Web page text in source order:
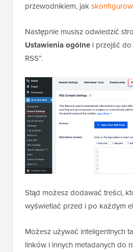
przewodnikiem, jak
Następnie musisz odwiedzić
Ustawienia ogólne i przejść do
RSS”.
Stąd możesz dodawać treści,
wyświetlać przed i po każdym
Możesz używać inteligentnych
linków i innych metadanych do